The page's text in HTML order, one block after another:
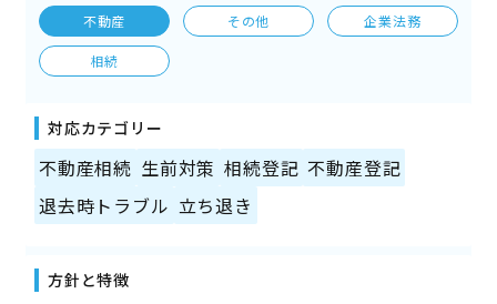
不動産 その他 企業法務
相続
対応カテゴリー
不動産相続 生前対策 相続登記 不動産登記
退去時トラブル 立ち退き
方針と特徴